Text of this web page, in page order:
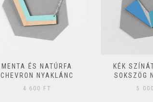
KÉK SZÍNÁTMENETES
SOKSZÖG NYAKLÁNC
5 000 FT
SOKSZÖG